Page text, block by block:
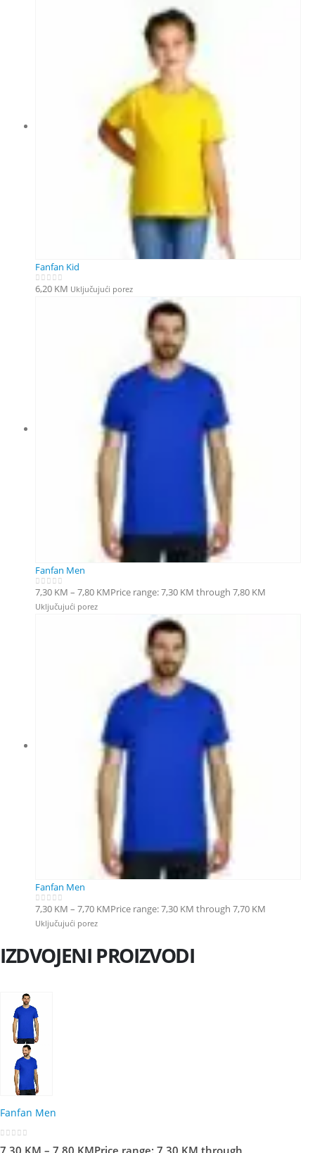
Fanfan Kid
0out of 5
6,20 KM Uključujući porez
Fanfan Men
0out of 5
7,30 KM – 7,80 KMPrice range: 7,30 KM through 7,80 KM
Uključujući porez
Fanfan Men
0out of 5
7,30 KM – 7,70 KMPrice range: 7,30 KM through 7,70 KM
Uključujući porez
IZDVOJENI PROIZVODI
Fanfan Men
7,30 KM – 7,80 KMPrice range: 7,30 KM through